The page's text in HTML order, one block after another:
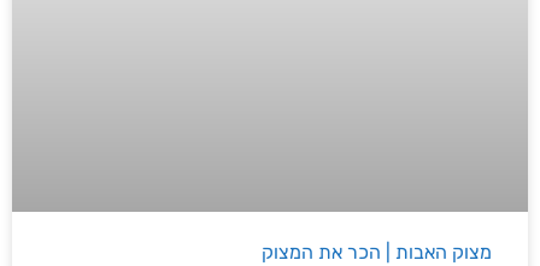
מצוק האבות | הכר את המצוק